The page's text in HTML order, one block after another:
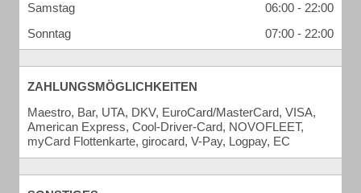
Samstag
06:00 - 22:00
Sonntag
07:00 - 22:00
ZAHLUNGSMÖGLICHKEITEN
Maestro, Bar, UTA, DKV, EuroCard/MasterCard, VISA,
American Express, Cool-Driver-Card, NOVOFLEET,
myCard Flottenkarte, girocard, V-Pay, Logpay, EC